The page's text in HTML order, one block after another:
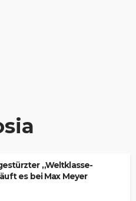
„Weltklasse-
es bei Max Meyer